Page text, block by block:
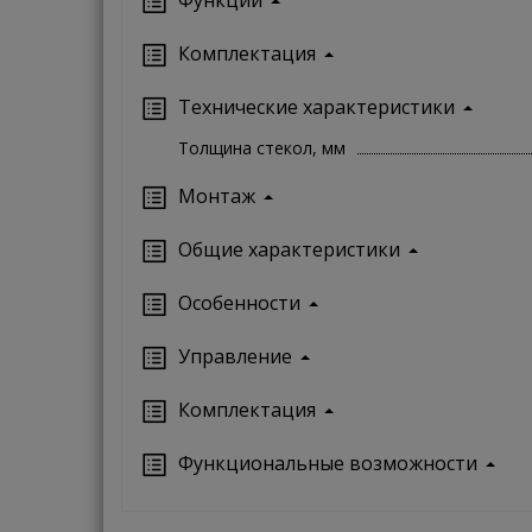
Комплектация
Технические характеристики
Толщина стекол, мм
Монтаж
Oбщие характеристики
Особенности
Управление
Кoмплектация
Функциональные возможности